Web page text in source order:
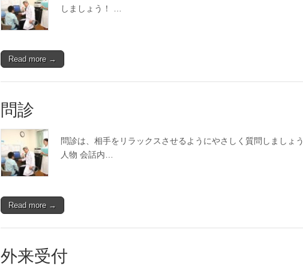
しましょう！ …
Read more →
問診
問診は、相手をリラックスさせるようにやさしく質問しましょ
人物 会話内…
Read more →
外来受付